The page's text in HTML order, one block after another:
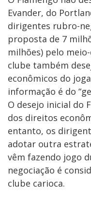
Evander, do
dirigentes rubro-
proposta de 7
milhões) pelo
clube também
econômicos do
informação é do
O desejo inicial do
dos direitos
entanto, os
adotar outra
vêm fazendo jogo
negociação é
clube carioca.